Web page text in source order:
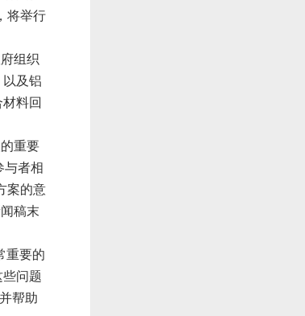
将举行
组织
及铝
料回
重要
与者相
案的意
闻稿末
重要的
问题
帮助